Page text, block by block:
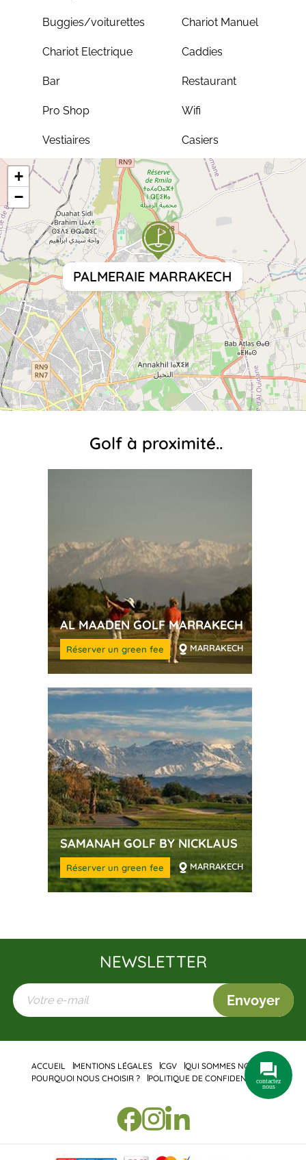
Buggies/voiturettes Chariot Manuel
Chariot Electrique Caddies
Bar Restaurant
Pro Shop Wifi
Vestiaires Casiers
Golf à proximité..
AL MAADEN GOLF MARRAKECH
MARRAKECH
Réserver un green fee
SAMANAH GOLF BY NICKLAUS
MARRAKECH
Réserver un green fee
PALMERAIE MARRAKECH
+
−
contactez
nous
NEWSLETTER
Envoyer
ACCUEIL MENTIONS LÉGALES CGV
QUI SOMMES NOUS ?
POURQUOI NOUS CHOISIR ?
POLITIQUE DE CONFIDENTIALITÉ